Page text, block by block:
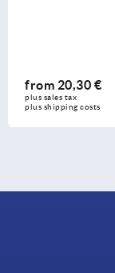
from 20,30 €
plus sales tax
plus shipping costs